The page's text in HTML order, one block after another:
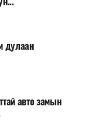
бууруулах,
зугаалга,
зохион
орон тоо бий
төрийн албан
арга
дулаан
авто замын